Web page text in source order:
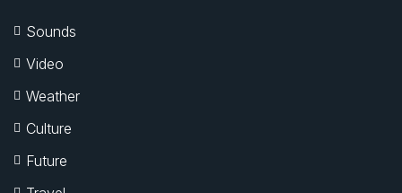
Sounds
Video
Weather
Culture
Future